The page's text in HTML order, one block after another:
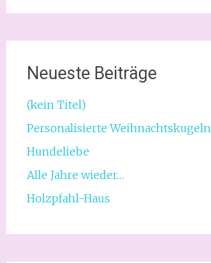
Neueste Beiträge
(kein Titel)
Personalisierte Weihnachtskugeln
Hundeliebe
Alle Jahre wieder…
Holzpfahl-Haus